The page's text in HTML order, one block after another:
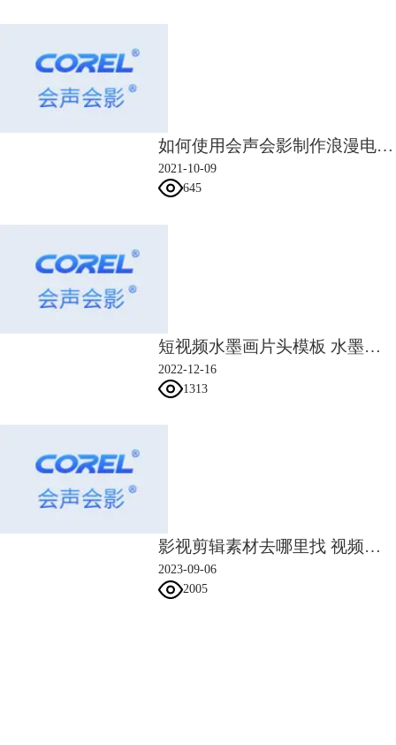
图5：光线滤镜设置窗口
在这里我们主要调整的是高度、倾斜、发散还有光线色彩。高度越小光束
越细长，越大越接近圆形；倾斜可以改变光线照射的角度；发散能改变光
线照射范围的大小，发散越小光线照射范围越小，反之越大；光线色彩的
如何使用会声会影制作浪漫电影混剪？
2021-10-09
645
短视频水墨画片头模板 水墨片头制作方法
2022-12-16
1313
影视剪辑素材去哪里找 视频剪辑素材免费网站
2023-09-06
2005